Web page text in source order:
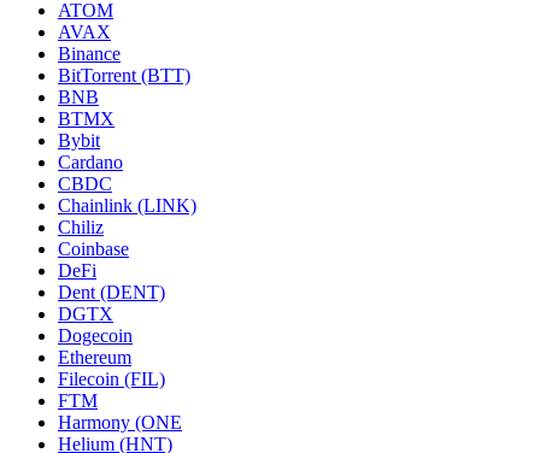
ATOM
AVAX
Binance
BitTorrent (BTT)
BNB
BTMX
Bybit
Cardano
CBDC
Chainlink (LINK)
Chiliz
Coinbase
DeFi
Dent (DENT)
DGTX
Dogecoin
Ethereum
Filecoin (FIL)
FTM
Harmony (ONE
Helium (HNT)